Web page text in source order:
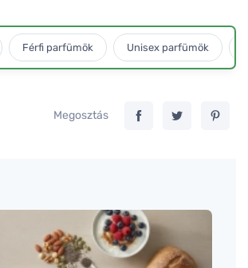
Férfi parfümök Unisex parfümök
Megosztás